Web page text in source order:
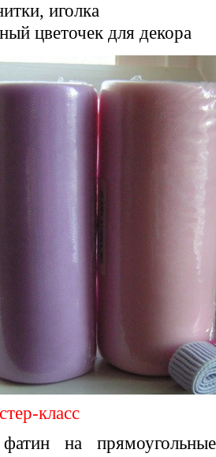
иголка
цветочек для декора
класс
на